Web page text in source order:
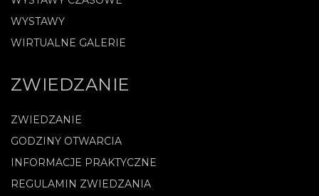
WYSTAWY
WIRTUALNE GALERIE
ZWIEDZANIE
ZWIEDZANIE
GODZINY OTWARCIA
INFORMACJE PRAKTYCZNE
REGULAMIN ZWIEDZANIA